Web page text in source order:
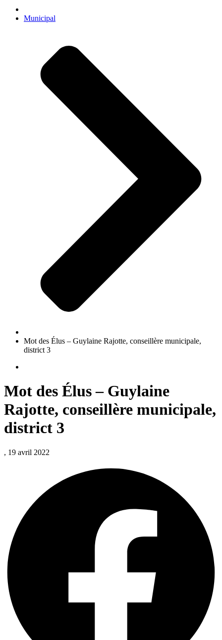
Municipal
Mot des Élus – Guylaine Rajotte, conseillère municipale,
district 3
Mot des Élus – Guylaine
Rajotte, conseillère municipale,
district 3
, 19 avril 2022